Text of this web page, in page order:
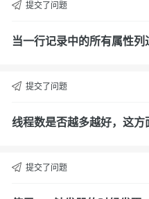
提交了问题
当一行记录中的所有属性
提交了问题
线程数是否越多越好，这方
提交了问题